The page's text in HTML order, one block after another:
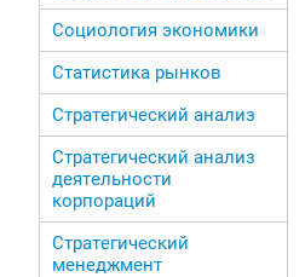
Социология экономики
Статистика рынков
Стратегический анализ
Стратегический анализ
деятельности
корпораций
Стратегический
менеджмент